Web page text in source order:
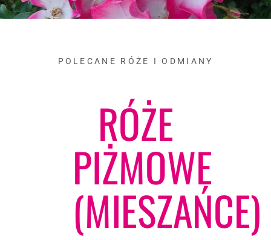
POLECANE RÓŻE I ODMIANY
RÓŻE
PIŻMOWE
(MIESZAŃCE)